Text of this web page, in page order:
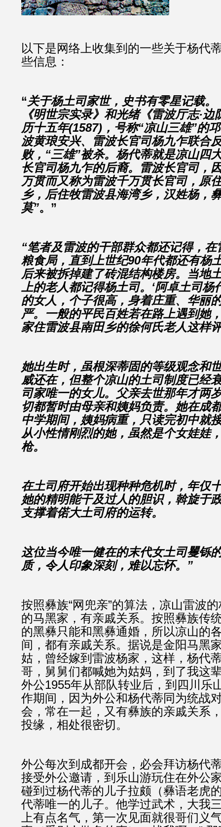
以下是网络上收集到的一些关于杨代
些信息：
“关于杨土司家世，史书有零星记载
《明世宗实录》和光绪《雷波厅志·
历十五年(1587)，号称“凉山三雄”的
波黄琅安兴、雷波长官司杨九乍联合
败，“三雄”被杀。杨代蒂就是凉山四
长官司杨九乍的后裔。雷波长官司，
万贯而又称为雷波千万贯长官司，原
乡，后住牧雷波县海湾乡，汉姓杨，
莫”。”
“笔者及雷波的干部群众都还记得，
粮食局，直到上世纪90年代都还有杨
后来被拆掉建了砖混结构楼房。当地
上的老人都记得杨土司。‘阿卓土司杨
的女人，个子很高，身着庄重、华丽
严。一般的平民百姓若在路上遇到她
家住雷波县南田乡的徐何氏老人这样
她出生时，虽根深蒂固的等级观念和
威还在，但整个凉山的土司制度已经
司家唯一的女儿。父亲去世那年才两
切都暂时由母亲和姨妈负责。她在成
中学期间，姨妈病重，只读完初中就
从小性情刚烈的她，虽然是个女娃娃
枪。
在土司府开始出现种种危机时，年仅
她的精明能干及过人的胆识，斡旋于
支撑着偌大土司府的运转。
这位当今唯一健在的末代女土司矍铄
质，令人印象深刻，难以忘怀。”
按照彝族“网兜亲”的算法，凉山雷波
的马黑家，有亲戚关系。按照彝族传
的黑彝只能和黑彝通婚，所以凉山的
间，都有亲戚关系。据说是金阳马黑
姑，曾经嫁到雷波杨家，这样，杨代
哥，舅舅们都喊她为姑妈，到了我这
外公1955年从部队转业后，到四川乐
作期间，因为外公和杨代蒂同为统战
会，常在一起，又有彝族的亲戚关系
投缘，相处很密切。
外公每次到成都开会，必会拜访杨代
接受外公邀请，到乐山游玩住在外公
碰到过杨代蒂的儿子拉颇（彝语老虎
代蒂唯一的儿子。他学过武术，大我
上有点名气，第一次见面就很哥们义